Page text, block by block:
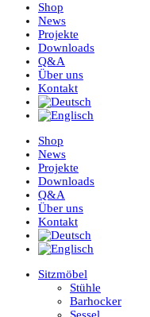
Shop
News
Projekte
Downloads
Q&A
Über uns
Kontakt
Shop
News
Projekte
Downloads
Q&A
Über uns
Kontakt
Sitzmöbel
Stühle
Barhocker